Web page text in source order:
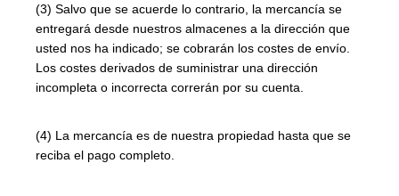
(3) Salvo que se acuerde lo contrario, la mercancía se
entregará desde nuestros almacenes a la dirección que
usted nos ha indicado; se cobrarán los costes de envío.
Los costes derivados de suministrar una dirección
incompleta o incorrecta correrán por su cuenta.
(4) La mercancía es de nuestra propiedad hasta que se
reciba el pago completo.